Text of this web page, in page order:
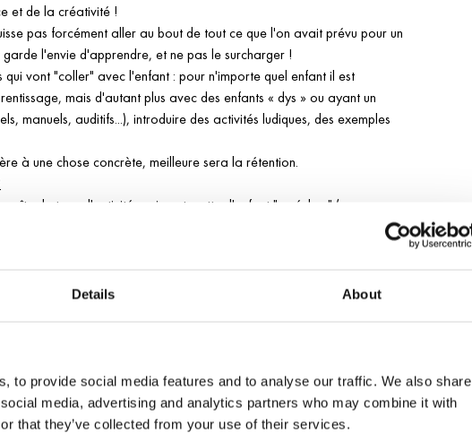
Details About
to provide social media features and to analyse our traffic. We also share
media, advertising and analytics partners who may combine it with
that they’ve collected from your use of their services.
et de la créativité !
pas forcément aller au bout de tout ce que l'on avait prévu pour un
l'envie d'apprendre, et ne pas le surcharger !
vont "coller" avec l'enfant : pour n'importe quel enfant il est
mais d'autant plus avec des enfants « dys » ou ayant un
manuels, auditifs...), introduire des activités ludiques, des exemples
à une chose concrète, meilleure sera la rétention.
le type d'activités qui vont mettre l'enfant "en échec" (par
et les éviter, tout en renforçant ses points forts : en montrant à
ou des méthodes d'apprentissage peuvent beaucoup aider à la
», il faut se rassurer : pas besoin d'avoir fait une énorme formation
de se renseigner un peu sur la difficulté en question à laquelle
ou sites internet qui propose des outils et des exercices pour